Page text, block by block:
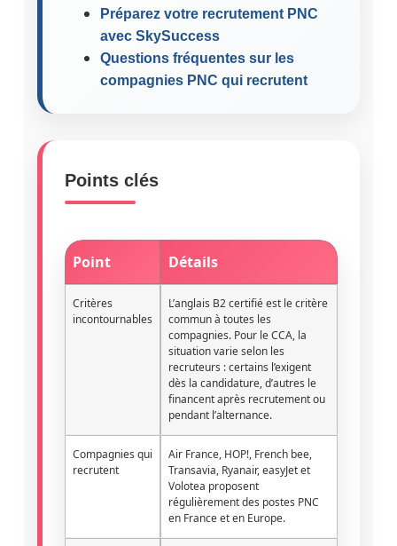
Préparez votre recrutement PNC
avec SkySuccess
Questions fréquentes sur les
compagnies PNC qui recrutent
Points clés
Point Détails
Critères
incontournables
L’anglais B2 certifié est le critère
commun à toutes les
compagnies. Pour le CCA, la
situation varie selon les
recruteurs : certains l’exigent
dès la candidature, d’autres le
financent après recrutement ou
pendant l’alternance.
Compagnies qui
recrutent
Air France, HOP!, French bee,
Transavia, Ryanair, easyJet et
Volotea proposent
régulièrement des postes PNC
en France et en Europe.